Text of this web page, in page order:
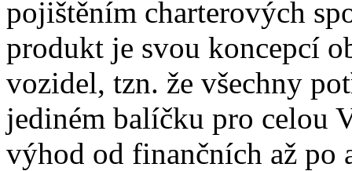
pojištěním charterových
produkt je svou koncepcí
vozidel, tzn. že všechny
jediném balíčku pro celou
výhod od finančních až po